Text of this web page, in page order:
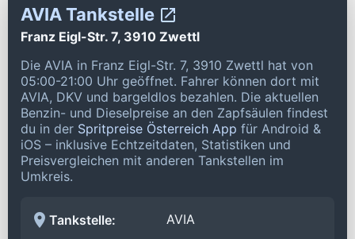
AVIA Tankstelle
Franz Eigl-Str. 7, 3910 Zwettl
Die AVIA in Franz Eigl-Str. 7, 3910 Zwettl hat von
05:00-21:00 Uhr geöffnet. Fahrer können dort mit
AVIA, DKV und bargeldlos bezahlen. Die aktuellen
Benzin- und Dieselpreise an den Zapfsäulen findest
du in der Spritpreise Österreich App für Android &
iOS – inklusive Echtzeitdaten, Statistiken und
Preisvergleichen mit anderen Tankstellen im
Umkreis.
Tankstelle: AVIA